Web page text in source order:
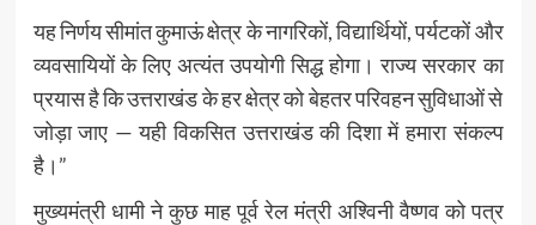
यह निर्णय सीमांत कुमाऊं क्षेत्र के नागरिकों, विद्यार्थियों, पर्यटकों और
व्यवसायियों के लिए अत्यंत उपयोगी सिद्ध होगा। राज्य सरकार का
प्रयास है कि उत्तराखंड के हर क्षेत्र को बेहतर परिवहन सुविधाओं से
जोड़ा जाए — यही विकसित उत्तराखंड की दिशा में हमारा संकल्प
है।”
मुख्यमंत्री धामी ने कुछ माह पूर्व रेल मंत्री अश्विनी वैष्णव को पत्र